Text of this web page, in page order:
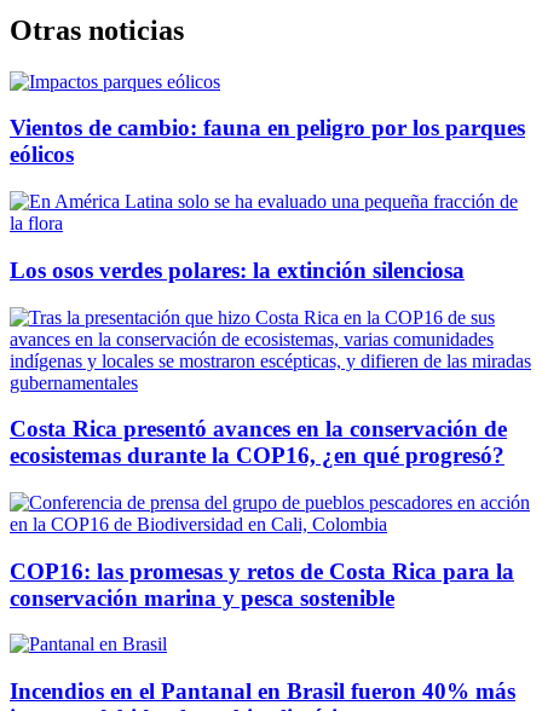
Otras noticias
Vientos de cambio: fauna en peligro por los parques
eólicos
Los osos verdes polares: la extinción silenciosa
Costa Rica presentó avances en la conservación de
ecosistemas durante la COP16, ¿en qué progresó?
COP16: las promesas y retos de Costa Rica para la
conservación marina y pesca sostenible
Incendios en el Pantanal en Brasil fueron 40% más